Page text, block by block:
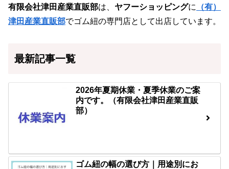
有限会社津田産業直販部は、 ヤフーショッピングに
（有）
津田産業直販部でゴム紐の専門店として出店しています。
最新記事一覧
2026年夏期休業・夏季休業のご案
内です。（有限会社津田産業直販
部）
ゴム紐の幅の選び方｜用途別にお